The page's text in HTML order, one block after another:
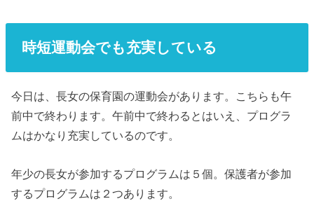
時短運動会でも充実している
今日は、長女の保育園の運動会があります。こちらも午
前中で終わります。午前中で終わるとはいえ、プログラ
ムはかなり充実しているのです。
年少の長女が参加するプログラムは５個。保護者が参加
するプログラムは２つあります。